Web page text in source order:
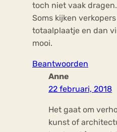
toch niet vaak dragen.
Soms kijken
totaalplaatje en dan
mooi.
Beantwoorden
Anne
22 februari, 2018
Het gaat om
kunst of